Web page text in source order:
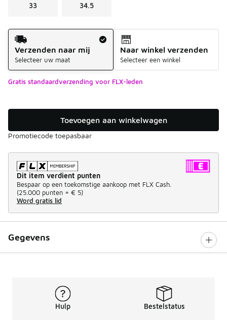
33 34.5
Verzendmethode
Verzenden naar mij
Selecteer uw maat
Naar winkel verzenden
Selecteer een winkel
Gratis standaardverzending voor FLX-leden
Toevoegen aan winkelwagen
Promotiecode toepasbaar
Dit item verdient punten
Bespaar op een toekomstige aankoop met FLX Cash.
(25.000 punten = € 5)
Word gratis lid
Gegevens
Hulp Bestelstatus